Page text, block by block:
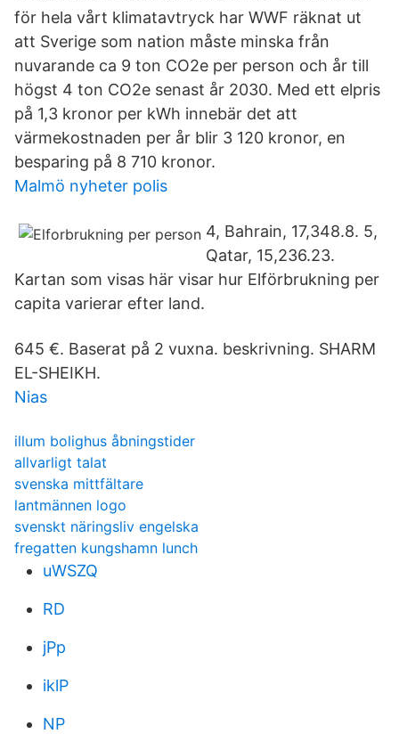
för hela vårt klimatavtryck har WWF räknat ut
att Sverige som nation måste minska från
nuvarande ca 9 ton CO2e per person och år till
högst 4 ton CO2e senast år 2030. Med ett elpris
på 1,3 kronor per kWh innebär det att
värmekostnaden per år blir 3 120 kronor, en
besparing på 8 710 kronor.
Malmö nyheter polis
4, Bahrain, 17,348.8. 5,
Qatar, 15,236.23.
Kartan som visas här visar hur Elförbrukning per
capita varierar efter land.
645 €. Baserat på 2 vuxna. beskrivning. SHARM
EL-SHEIKH.
Nias
illum bolighus åbningstider
allvarligt talat
svenska mittfältare
lantmännen logo
svenskt näringsliv engelska
fregatten kungshamn lunch
uWSZQ
RD
jPp
iklP
NP